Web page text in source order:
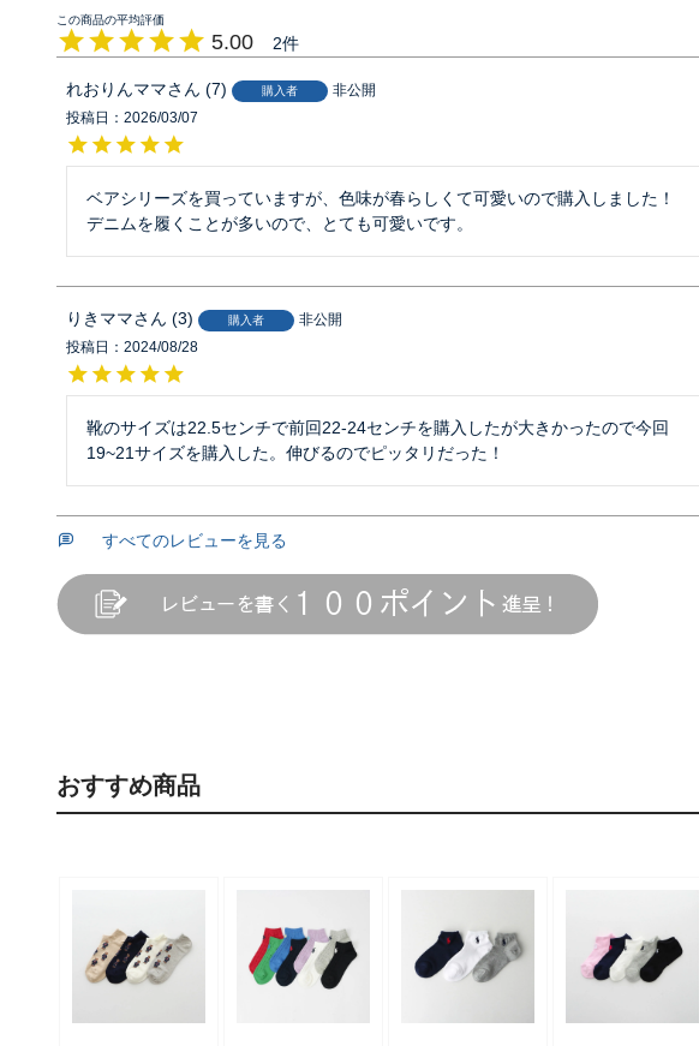
5.00 2
れおりんママ 7 購入者
非公開
投稿日
2026/03/07
ベアシリーズを買っていますが、色味が春らしくて可愛いので購入しました！
デニムを履くことが多いので、とても可愛いです。
りきママ 3 購入者
非公開
投稿日
2024/08/28
靴のサイズは22.5センチで前回22-24センチを購入したが大きかったので今回
19~21サイズを購入した。伸びるのでピッタリだった！
すべてのレビューを見る
おすすめ商品